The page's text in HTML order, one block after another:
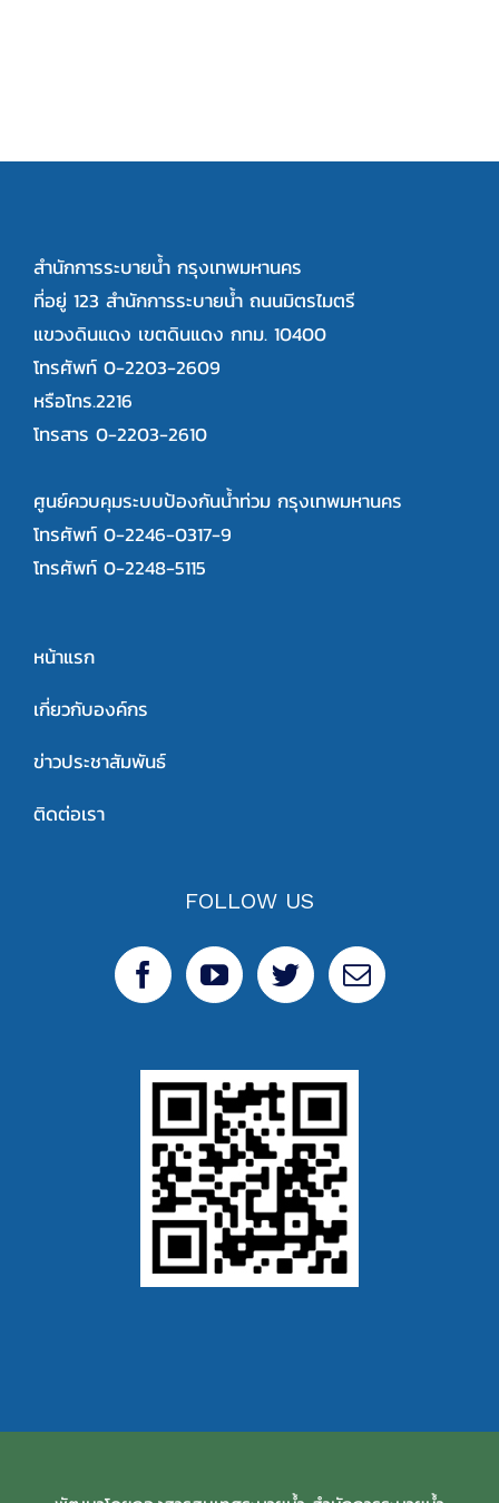
สำนักการระบายน้ำ กรุงเทพมหานคร
ที่อยู่ 123 สำนักการระบายน้ำ ถนนมิตรไมตรี
แขวงดินแดง เขตดินแดง กทม. 10400
โทรศัพท์ 0-2203-2609
หรือโทร.2216
โทรสาร 0-2203-2610
ศูนย์ควบคุมระบบป้องกันน้ำท่วม กรุงเทพมหานคร
โทรศัพท์ 0-2246-0317-9
โทรศัพท์ 0-2248-5115
หน้าแรก
เกี่ยวกับองค์กร
ข่าวประชาสัมพันธ์
ติดต่อเรา
FOLLOW US